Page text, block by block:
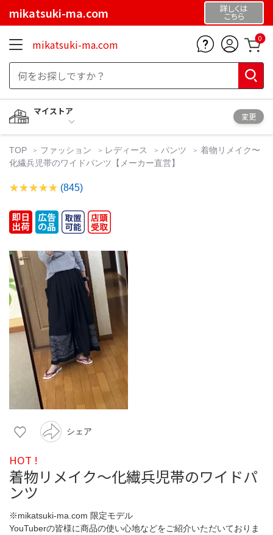
mikatsuki-ma.com 詳しくは
こちら
mikatsuki-ma.com 0
マイストア
変更
TOP ファッション レディース パンツ
着物リメイク〜
化繊兵児帯のワイドパンツ【メーカー直営】
(845)
シェア
HOT !
着物リメイク〜化繊兵児帯のワイドパ
ンツ
※mikatsuki-ma.com 限定モデル
YouTuberの皆様に商品の使い心地などをご紹介いただいておりま